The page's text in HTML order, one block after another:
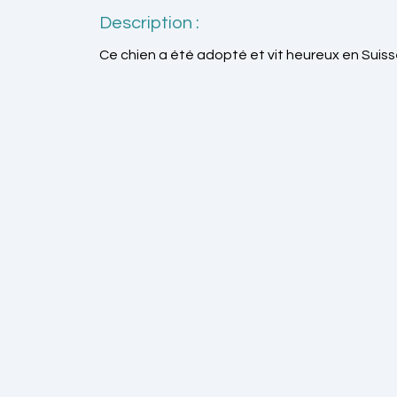
Description :
Ce chien a été adopté et vit heureux en